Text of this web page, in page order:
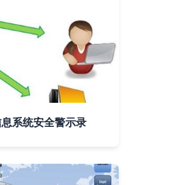
系统安全警示录